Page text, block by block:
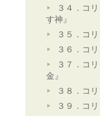
３４．コ
す神』
３５．コ
３６．コ
３７．コ
金』
３８．コ
３９．コ